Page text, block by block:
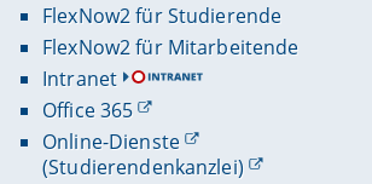
FlexNow2 für Studierende
FlexNow2 für Mitarbeitende
Intranet
Office 365
Online-Dienste
(Studierendenkanzlei)